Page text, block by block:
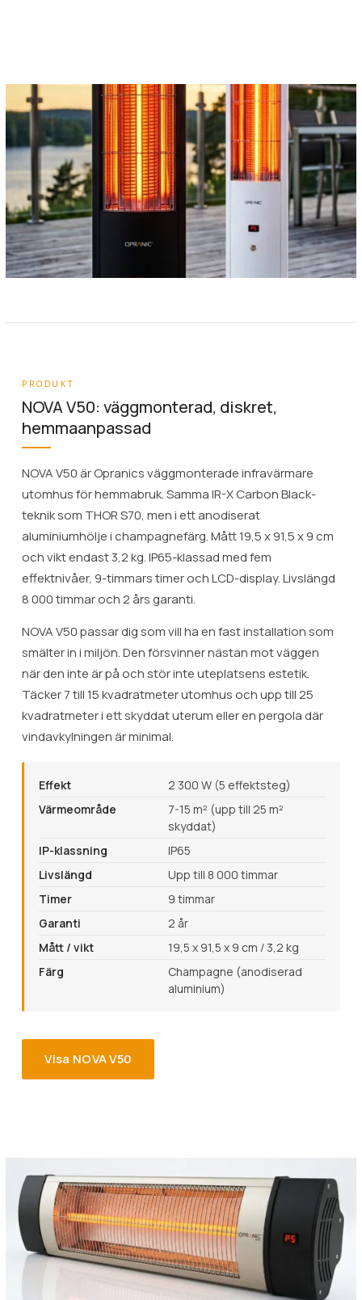
PRODUKT
NOVA V50: väggmonterad, diskret,
hemmaanpassad
NOVA V50 är Opranics väggmonterade infravärmare
utomhus för hemmabruk. Samma IR-X Carbon Black-
teknik som THOR S70, men i ett anodiserat
aluminiumhölje i champagnefärg. Mått 19,5 x 91,5 x 9 cm
och vikt endast 3,2 kg. IP65-klassad med fem
effektnivåer, 9-timmars timer och LCD-display. Livslängd
8 000 timmar och 2 års garanti.
NOVA V50 passar dig som vill ha en fast installation som
smälter in i miljön. Den försvinner nästan mot väggen
när den inte är på och stör inte uteplatsens estetik.
Täcker 7 till 15 kvadratmeter utomhus och upp till 25
kvadratmeter i ett skyddat uterum eller en pergola där
vindavkylningen är minimal.
Effekt
2 300 W (5 effektsteg)
Värmeområde
7-15 m² (upp till 25 m²
skyddat)
IP-klassning
IP65
Livslängd
Upp till 8 000 timmar
Timer
9 timmar
Garanti
2 år
Mått / vikt
19,5 x 91,5 x 9 cm / 3,2 kg
Färg
Champagne (anodiserad
aluminium)
Visa NOVA V50